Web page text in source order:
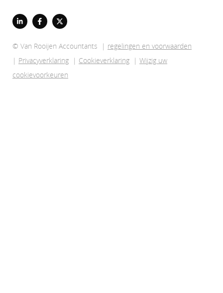
© Van Rooijen Accountants | regelingen en voorwaarden
| Privacyverklaring | Cookieverklaring | Wijzig uw
cookievoorkeuren